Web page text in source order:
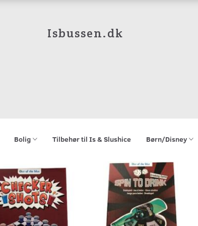
Isbussen.dk
Bolig Tilbehør til Is & Slushice Børn/Disney